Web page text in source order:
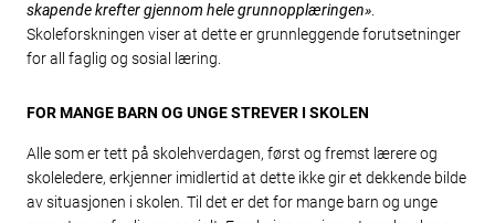
skapende krefter gjennom hele grunnopplæringen».
Skoleforskningen viser at dette er grunnleggende forutsetninger
for all faglig og sosial læring.
FOR MANGE BARN OG UNGE STREVER I SKOLEN
Alle som er tett på skolehverdagen, først og fremst lærere og
skoleledere, erkjenner imidlertid at dette ikke gir et dekkende bilde
av situasjonen i skolen. Til det er det for mange barn og unge